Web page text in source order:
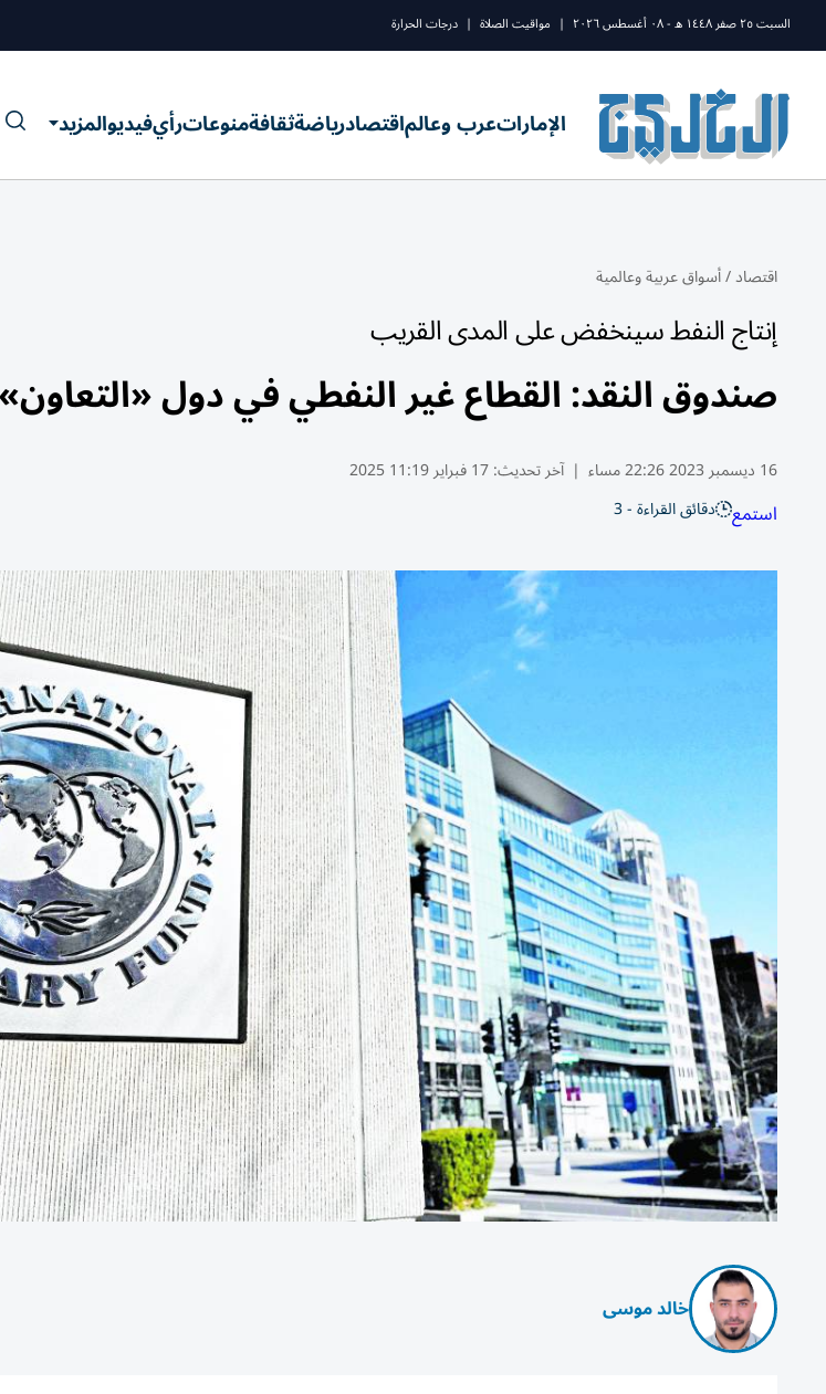
السبت ٢٥ صفر ١٤٤٨ ه - ٠٨ أغسطس ٢٠٢٦ | مواقيت الصلاة | درجات الحرارة
الإماراتعرب وعالماقتصادرياضةثقافةمنوعاترأيفيديوالمزيد
اقتصاد/أسواق عربية وعالمية
إنتاج النفط سينخفض على المدى القريب
صندوق النقد: القطاع غير النفطي في دول
16 ديسمبر 2023 22:26 مساء | آخر تحديث:17 فبراير 11:19 2025
استمع دقائق القراءة - 3
خالد موسى